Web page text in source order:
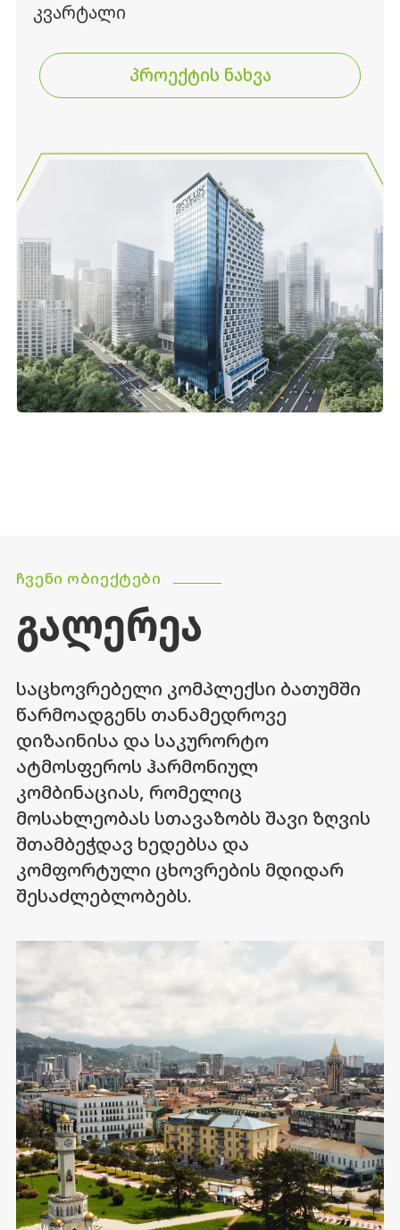
კვარტალი
პროექტის ნახვა
ᲩᲕᲔᲜᲘ ᲝᲑᲘᲔᲥᲢᲔᲑᲘ
ᲒᲐᲚᲔᲠᲔᲐ
საცხოვრებელი კომპლექსი ბათუმში
წარმოადგენს თანამედროვე
დიზაინისა და საკურორტო
ატმოსფეროს ჰარმონიულ
კომბინაციას, რომელიც
მოსახლეობას სთავაზობს შავი ზღვის
შთამბეჭდავ ხედებსა და
კომფორტული ცხოვრების მდიდარ
შესაძლებლობებს.